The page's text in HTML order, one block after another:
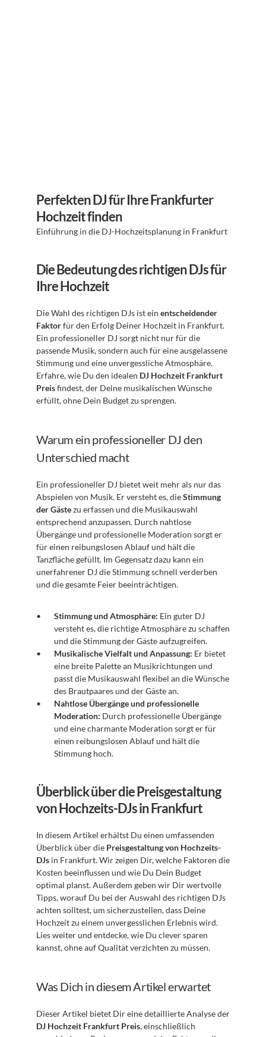
Perfekten DJ für Ihre Frankfurter
Hochzeit finden
Einführung in die DJ-Hochzeitsplanung in Frankfurt
Die Bedeutung des richtigen DJs für
Ihre Hochzeit
Die Wahl des richtigen DJs ist ein entscheidender
Faktor für den Erfolg Deiner Hochzeit in Frankfurt.
Ein professioneller DJ sorgt nicht nur für die
passende Musik, sondern auch für eine ausgelassene
Stimmung und eine unvergessliche Atmosphäre.
Erfahre, wie Du den idealen DJ Hochzeit Frankfurt
Preis findest, der Deine musikalischen Wünsche
erfüllt, ohne Dein Budget zu sprengen.
Warum ein professioneller DJ den
Unterschied macht
Ein professioneller DJ bietet weit mehr als nur das
Abspielen von Musik. Er versteht es, die Stimmung
der Gäste zu erfassen und die Musikauswahl
entsprechend anzupassen. Durch nahtlose
Übergänge und professionelle Moderation sorgt er
für einen reibungslosen Ablauf und hält die
Tanzfläche gefüllt. Im Gegensatz dazu kann ein
unerfahrener DJ die Stimmung schnell verderben
und die gesamte Feier beeinträchtigen.
Stimmung und Atmosphäre: Ein guter DJ
versteht es, die richtige Atmosphäre zu schaffen
und die Stimmung der Gäste aufzugreifen.
Musikalische Vielfalt und Anpassung: Er bietet
eine breite Palette an Musikrichtungen und
passt die Musikauswahl flexibel an die Wünsche
des Brautpaares und der Gäste an.
Nahtlose Übergänge und professionelle
Moderation: Durch professionelle Übergänge
und eine charmante Moderation sorgt er für
einen reibungslosen Ablauf und hält die
Stimmung hoch.
Überblick über die Preisgestaltung
von Hochzeits-DJs in Frankfurt
In diesem Artikel erhältst Du einen umfassenden
Überblick über die Preisgestaltung von Hochzeits-
DJs in Frankfurt. Wir zeigen Dir, welche Faktoren die
Kosten beeinflussen und wie Du Dein Budget
optimal planst. Außerdem geben wir Dir wertvolle
Tipps, worauf Du bei der Auswahl des richtigen DJs
achten solltest, um sicherzustellen, dass Deine
Hochzeit zu einem unvergesslichen Erlebnis wird.
Lies weiter und entdecke, wie Du clever sparen
kannst, ohne auf Qualität verzichten zu müssen.
Was Dich in diesem Artikel erwartet
DJ Hochzeit Frankfurt Preis, einschließlich